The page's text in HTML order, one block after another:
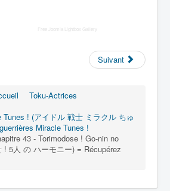
Free Joomla Lightbox Gallery
Suivant
Toku-Actrices
! (アイドル 戦士 ミラクル ちゅ
Miracle Tunes !
43 - Torimodose ! Go-nin no
! 5人 の ハーモニー) = Récupérez